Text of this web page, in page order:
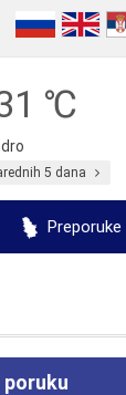
℃
5 dana
Preporuke